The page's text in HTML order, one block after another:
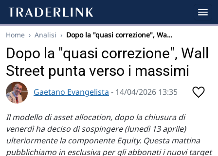
Home › Analisi › Dopo la "quasi correzione", Wa…
Dopo la "quasi correzione", Wall
Street punta verso i massimi
Gaetano Evangelista - 14/04/2026 13:35
Il modello di asset allocation, dopo la chiusura di
venerdì ha deciso di sospingere (lunedì 13 aprile)
ulteriormente la componente Equity. Questa mattina
pubblichiamo in esclusiva per gli abbonati i nuovi target